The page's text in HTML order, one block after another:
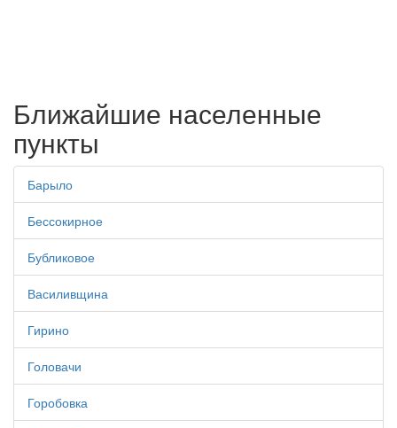
Ближайшие населенные
пункты
Барыло
Бессокирное
Бубликовое
Василивщина
Гирино
Головачи
Горобовка